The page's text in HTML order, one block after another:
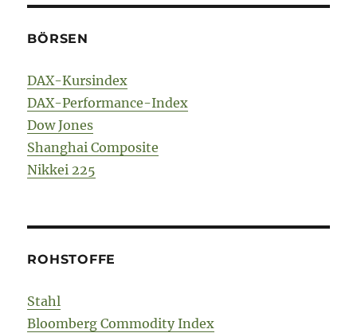
BÖRSEN
DAX-Kursindex
DAX-Performance-Index
Dow Jones
Shanghai Composite
Nikkei 225
ROHSTOFFE
Stahl
Bloomberg Commodity Index